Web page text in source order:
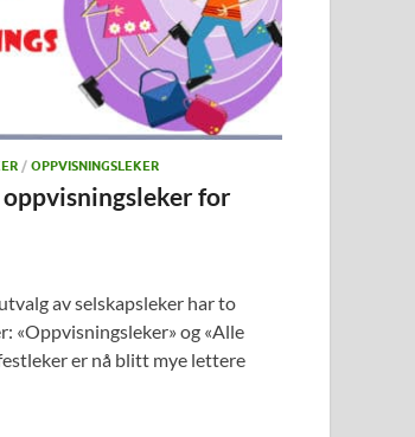
/OPPVISNINGSLEKER
for
av selskapsleker har to
«Oppvisningsleker» og «Alle
er nå blitt mye lettere